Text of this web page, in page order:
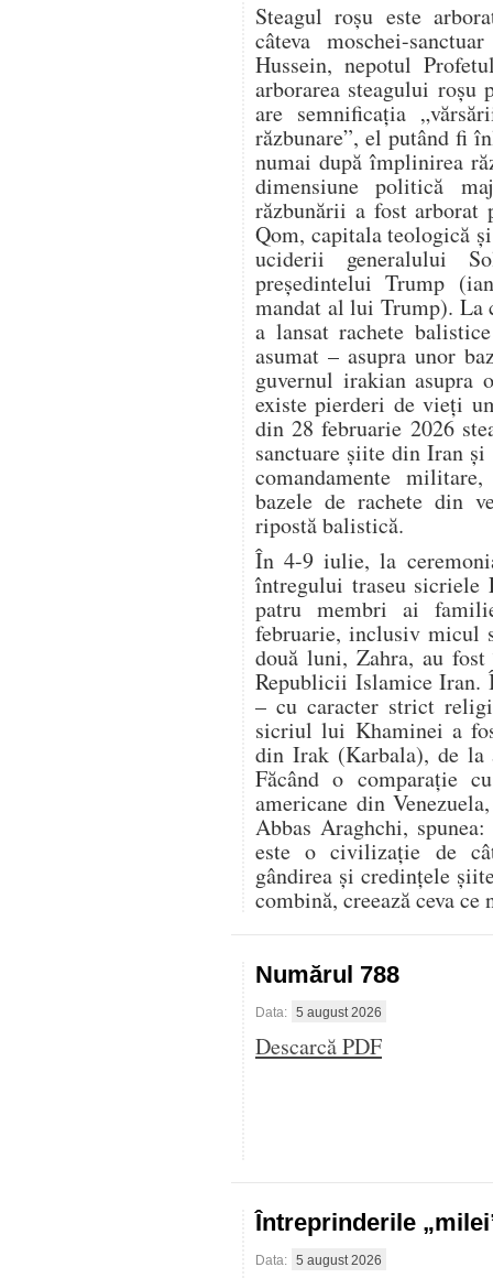
Steagul roșu este
câteva moschei-
Hussein, nepotul
arborarea steagului roșu
are semnificația
răzbunare”, el putând fi
numai după împlinirea
dimensiune politică
răzbunării a fost arborat
Qom, capitala teologică
uciderii generalului
președintelui Trump
mandat al lui Trump). La
a lansat rachete
asumat – asupra unor
guvernul irakian asupra
existe pierderi de vieți
din 28 februarie 2026
sanctuare șiite din Iran
comandamente
bazele de rachete din
ripostă balistică.
În 4-9 iulie, la
întregului traseu
patru membri ai
februarie, inclusiv micul
două luni, Zahra, au
Republicii Islamice Iran.
– cu caracter strict
sicriul lui Khaminei a
din Irak (Karbala), de
Făcând o comparație
americane din
Abbas Araghchi,
este o civilizație de
gândirea și credințele
combină, creează ceva
Numărul 788
Data: 5 august 2026
Descarcă PDF
Întreprinderile
Data: 5 august 2026